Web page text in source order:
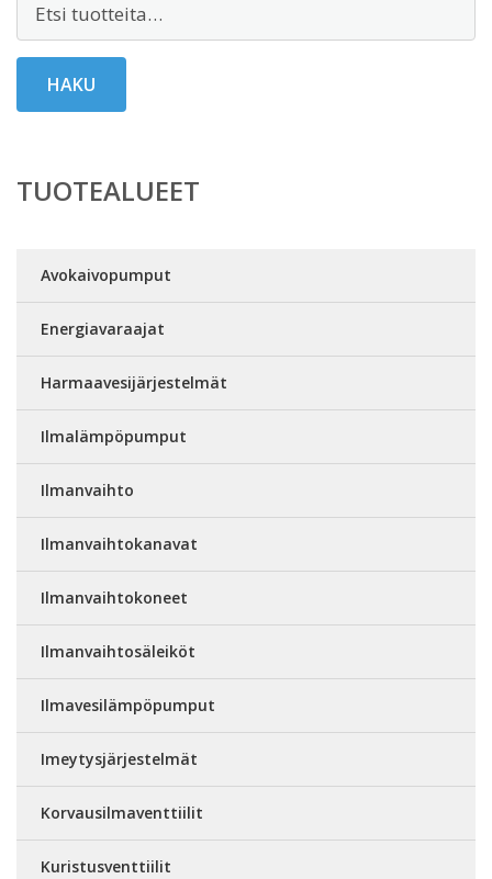
HAKU
TUOTEALUEET
Avokaivopumput
Energiavaraajat
Harmaavesijärjestelmät
Ilmalämpöpumput
Ilmanvaihto
Ilmanvaihtokanavat
Ilmanvaihtokoneet
Ilmanvaihtosäleiköt
Ilmavesilämpöpumput
Imeytysjärjestelmät
Korvausilmaventtiilit
Kuristusventtiilit